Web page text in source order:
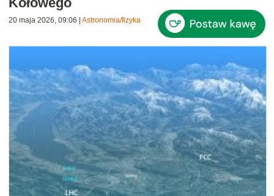
20 maja 2026, 09:06 Astronomia/fizyka